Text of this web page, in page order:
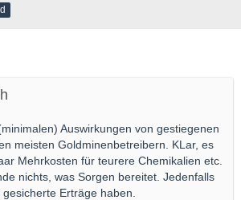
Auswirkungen von gestiegenen
meisten Goldminenbetreibern. KLar, es
Mehrkosten für teurere Chemikalien etc.
nichts, was Sorgen bereitet. Jedenfalls
Erträge haben.